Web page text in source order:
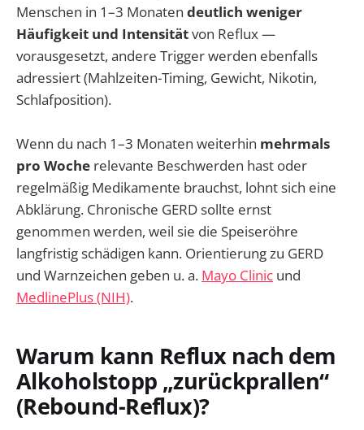
Menschen in 1–3 Monaten deutlich weniger
Häufigkeit und Intensitätvon Reflux —
vorausgesetzt, andere Trigger werden ebenfalls
adressiert (Mahlzeiten-Timing, Gewicht, Nikotin,
Schlafposition).
Wenn du nach 1–3 Monaten weiterhin mehrmals
pro Woche relevante Beschwerden hast oder
regelmäßig Medikamente brauchst, lohnt sich eine
Abklärung. Chronische GERD sollte ernst
genommen werden, weil sie die Speiseröhre
langfristig schädigen kann. Orientierung zu GERD
und Warnzeichen geben u. a. Mayo Clinic und
MedlinePlus (NIH).
Warum kann Reflux nach dem
Alkoholstopp „zurückprallen“
(Rebound-Reflux)?